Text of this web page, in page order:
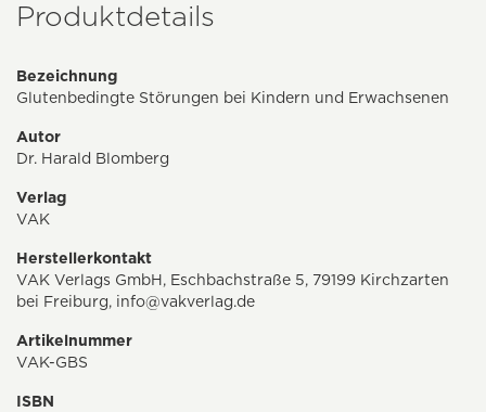
Produktdetails
Bezeichnung
Glutenbedingte Störungen bei Kindern und Erwachsenen
Autor
Dr. Harald Blomberg
Verlag
VAK
Herstellerkontakt
VAK Verlags GmbH, Eschbachstraße 5, 79199 Kirchzarten
bei Freiburg, info@vakverlag.de
Artikelnummer
VAK-GBS
ISBN